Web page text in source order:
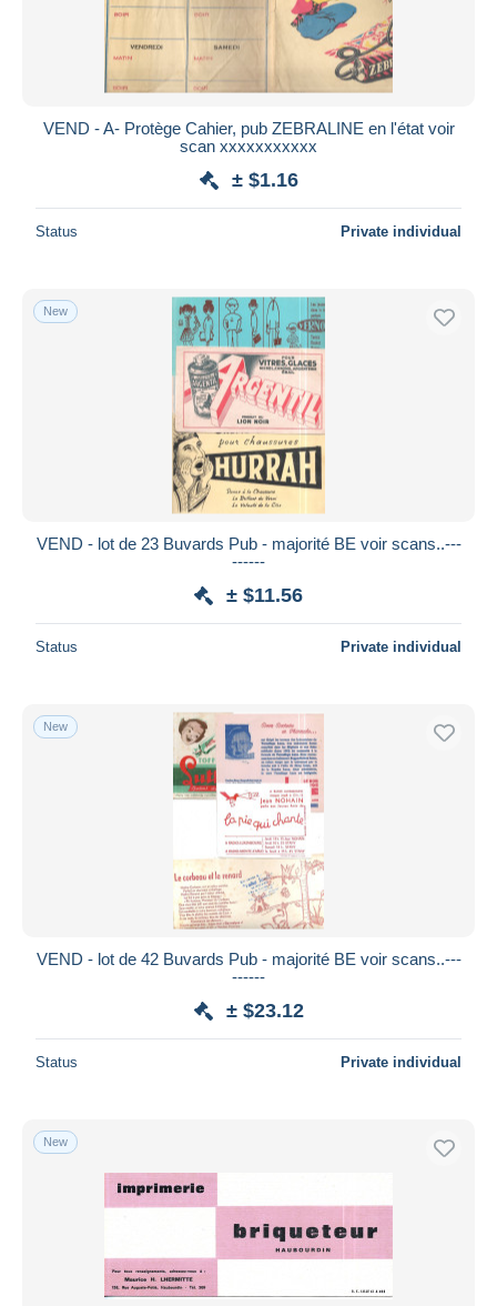
VEND - A- Protège Cahier, pub ZEBRALINE en l'état voir
scan xxxxxxxxxxx
± $1.16
Status Private individual
New
VEND - lot de 23 Buvards Pub - majorité BE voir scans..---
------
± $11.56
Status Private individual
New
VEND - lot de 42 Buvards Pub - majorité BE voir scans..---
------
± $23.12
Status Private individual
New